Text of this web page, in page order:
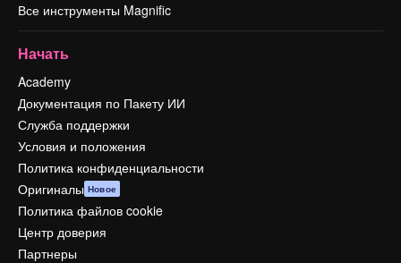
Все инструменты Magnific
Начать
Academy
Документация по Пакету ИИ
Служба поддержки
Условия и положения
Политика конфиденциальности
Оригиналы Новое
Политика файлов cookie
Центр доверия
Партнеры